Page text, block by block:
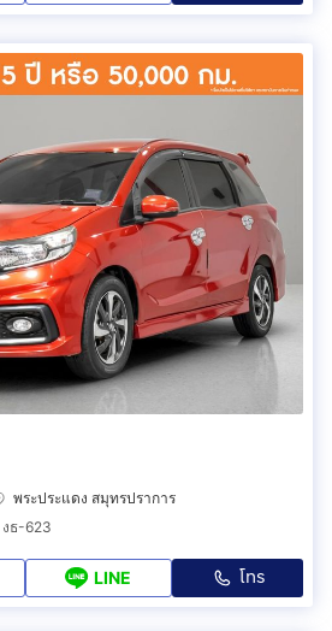
พระประแดง สมุทรปราการ
งธ-623
LINE โทร